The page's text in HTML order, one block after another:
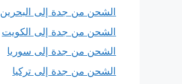
الشحن من جدة إلى البحرين
الشحن من جدة إلى الكويت
الشحن من جدة إلى سوريا
الشحن من جدة إلى تركيا